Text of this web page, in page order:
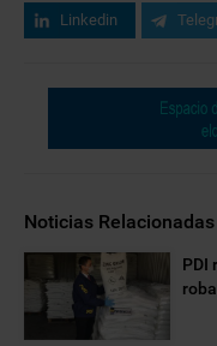
Linkedin
Noticias Relacionadas
PDI